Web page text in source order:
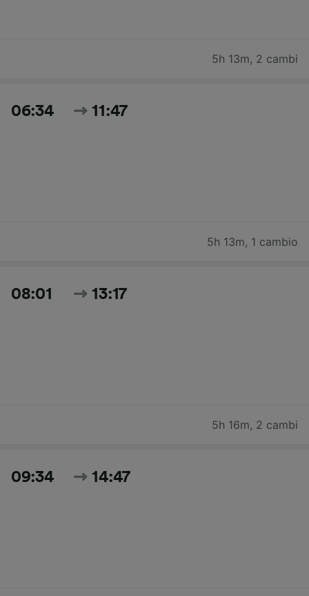
5h 13m, 2 cambi
06:34 11:47
5h 13m, 1 cambio
08:01 13:17
5h 16m, 2 cambi
09:34 14:47